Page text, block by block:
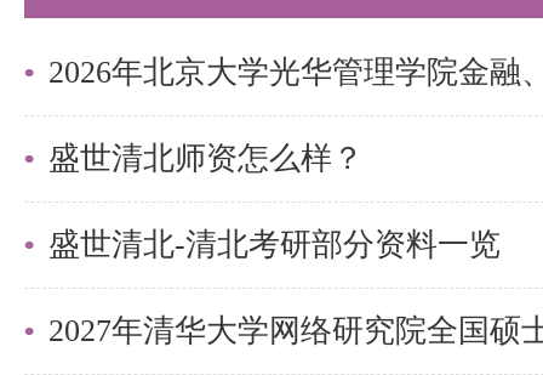
地理解和掌握教材中的知识点。
解，考生可以加深对教材内容的
在备考清华精密仪器系电子信息
考书无疑具有重要的参考价值。
盛世清北师资怎么样？
盛世清北-清北考研部分资料一览